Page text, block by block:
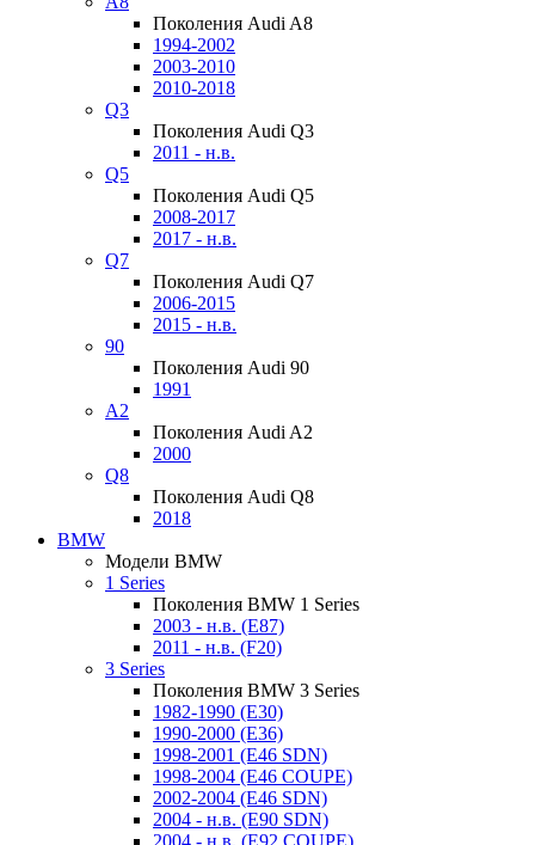
Поколения Audi A8
1994-2002
2003-2010
2010-2018
Q3
Поколения Audi Q3
2011 - н.в.
Q5
Поколения Audi Q5
2008-2017
2017 - н.в.
Q7
Поколения Audi Q7
2006-2015
2015 - н.в.
90
Поколения Audi 90
1991
A2
Поколения Audi A2
2000
Q8
Поколения Audi Q8
2018
BMW
Модели BMW
1 Series
Поколения BMW 1 Series
2003 - н.в. (E87)
2011 - н.в. (F20)
3 Series
Поколения BMW 3 Series
1982-1990 (E30)
1990-2000 (E36)
1998-2001 (E46 SDN)
1998-2004 (E46 COUPE)
2002-2004 (E46 SDN)
2004 - н.в. (E90 SDN)
2004 - н.в. (E92 COUPE)